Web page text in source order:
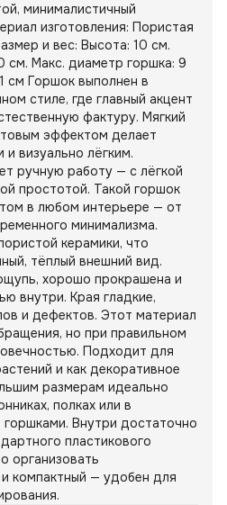
минималистичный
изготовления: Пористая
и вес: Высота: 10 см.
см. Макс. диаметр горшка: 9
см Горшок выполнен в
стиле, где главный акцент
фактуру. Мягкий
эффектом делает
визуально лёгким.
ручную работу — с лёгкой
простотой. Такой горшок
в любом интерьере — от
минимализма.
керамики, что
тёплый внешний вид.
хорошо прокрашена и
внутри. Края гладкие,
и дефектов. Этот материал
но при правильном
Подходит для
и как декоративное
размерам идеально
полках или в
Внутри достаточно
пластикового
организовать
компактный — удобен для